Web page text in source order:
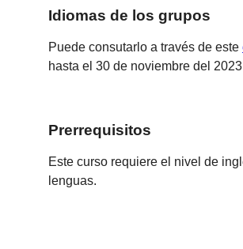
Idiomas de los grupos
Puede consutarlo a través de este
hasta el 30 de noviembre del
Prerrequisitos
Este curso requiere el nivel de
lenguas.